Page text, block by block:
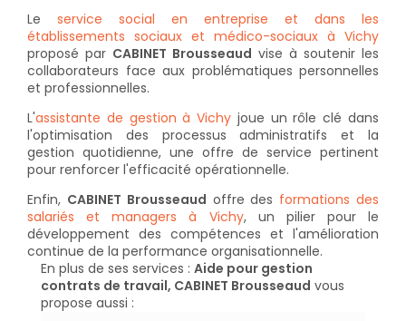
Le service social en entreprise et dans les
établissements sociaux et médico-sociaux à Vichy
proposé par CABINET Brousseaud vise à soutenir les
collaborateurs face aux problématiques personnelles
et professionnelles.
L'assistante de gestion à Vichy joue un rôle clé dans
l'optimisation des processus administratifs et la
gestion quotidienne, une offre de service pertinent
pour renforcer l'efficacité opérationnelle.
Enfin, CABINET Brousseaud offre des formations des
salariés et managers à Vichy, un pilier pour le
développement des compétences et l'amélioration
continue de la performance organisationnelle.
En plus de ses services : Aide pour gestion
contrats de travail, CABINET Brousseaud vous
propose aussi :